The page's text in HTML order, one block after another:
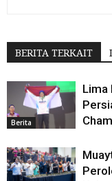
BERITA TERKAIT
Berita
Lima